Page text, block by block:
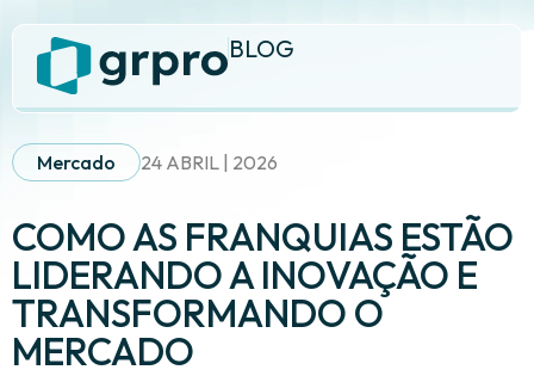
BLOG
Mercado 24 ABRIL | 2026
COMO AS FRANQUIAS ESTÃO
LIDERANDO A INOVAÇÃO E
TRANSFORMANDO O
MERCADO